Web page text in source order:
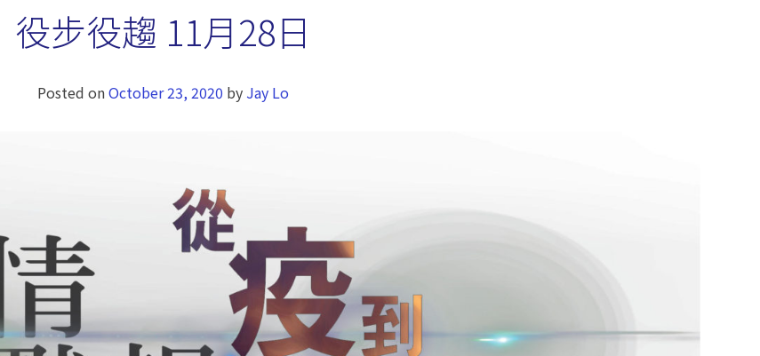
役步役趨 11月28日
Posted onOctober 23, 2020 by Jay Lo